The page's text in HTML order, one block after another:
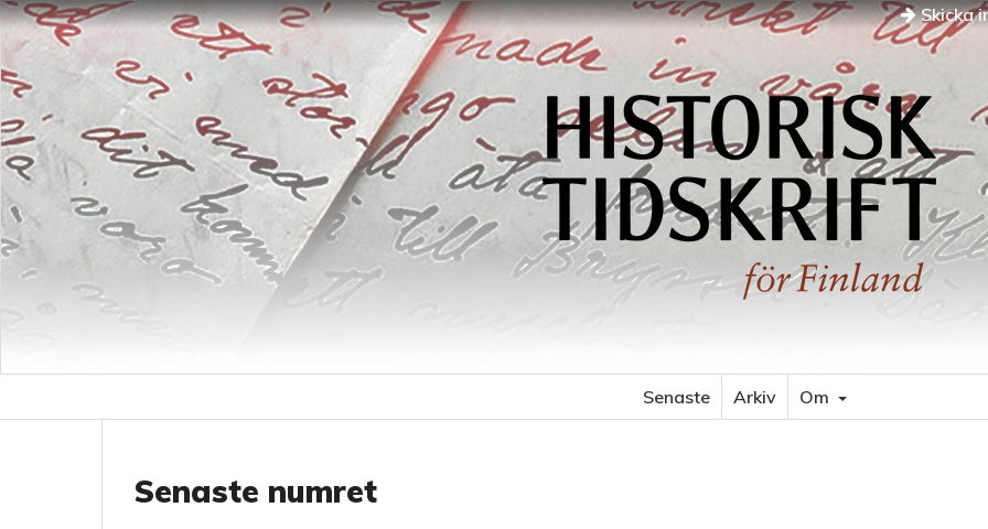
Skicka
Senaste Arkiv Om
Senaste numret